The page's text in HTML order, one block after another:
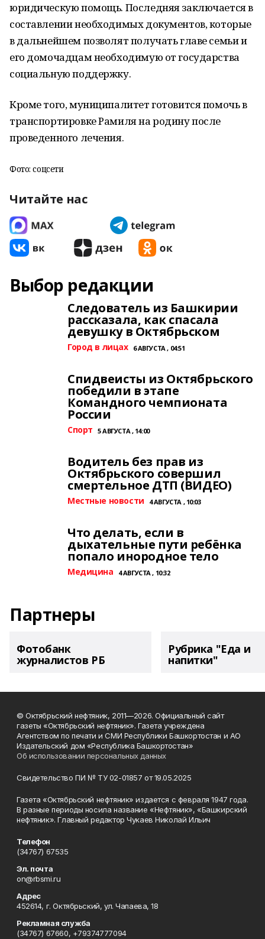
юридическую помощь. Последняя заключается в
составлении необходимых документов, которые
в дальнейшем позволят получать главе семьи и
его домочадцам необходимую от государства
социальную поддержку.
Кроме того, муниципалитет готовится помочь в
транспортировке Рамиля на родину после
проведенного лечения.
Фото: соцсети
Читайте нас
Выбор редакции
Следователь из Башкирии
рассказала, как спасала
девушку в Октябрьском
Город в лицах 6 АВГУСТА , 04:51
Спидвеисты из Октябрьского
победили в этапе
Командного чемпионата
России
Спорт 5 АВГУСТА , 14:00
Водитель без прав из
Октябрьского совершил
смертельное ДТП (ВИДЕО)
Местные новости 4 АВГУСТА , 10:03
Что делать, если в
дыхательные пути ребёнка
попало инородное тело
Медицина 4 АВГУСТА , 10:32
Партнеры
Фотобанк
журналистов РБ
Рубрика "Еда и
напитки"
© Октябрьский нефтяник, 2011—2026. Официальный сайт
газеты «Октябрьский нефтяник». Газета учреждена
Агентством по печати и СМИ Республики Башкортостан и АО
Издательский дом «Республика Башкортостан»
Об использовании персональных данных
Свидетельство ПИ № ТУ 02-01857 от 19.05.2025
Газета «Октябрьский нефтяник» издается с февраля 1947 года.
В разные периоды носила название «Нефтяник», «Башкирский
нефтяник». Главный редактор Чукаев Николай Ильич
Телефон
(34767) 67535
Эл. почта
on@rbsmi.ru
Адрес
452614, г. Октябрьский, ул. Чапаева, 18
Рекламная служба
(34767) 67660, +79374777094